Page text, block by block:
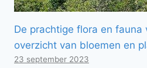
De prachtige flora en fauna
overzicht van bloemen en
23 september 2023